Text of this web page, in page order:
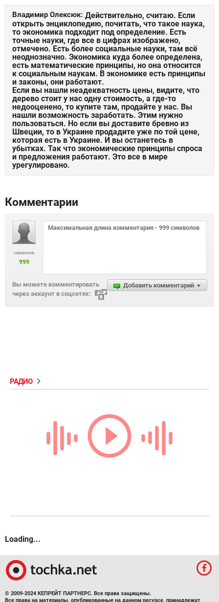
Владимир Олексюк: Действительно, считаю. Если
открыть энциклопедию, почитать, что такое наука,
то экономика подходит под определение. Есть
точные науки, где все в цифрах изображено,
отмечено. Есть более социальные науки, там всё
неоднозначно. Экономика куда более определена,
есть математические принципы, но она относится
к социальным наукам. В экономике есть принципы
и законы, они работают.
Если вы нашли неадекватность цены, видите, что
дерево стоит у нас одну стоимость, а где-то
недооценено, то купите там, продайте у нас. Вы
нашли возможность заработать. Этим нужно
пользоваться. Но если вы доставите бревно из
Швеции, то в Украине продадите уже по той цене,
которая есть в Украине. И вы останетесь в
убытках. Так что экономические принципы спроса
и предложения работают. Это все в мире
урегулировано.
Комментарии
символов
999
Добавить комментарий
Вы можете комментировать
через аккаунт в соцсетях:
РАДИО
Loading...
© 2009-2024 КЕПРЕЙТ ПАРТНЕРС. Все права защищены.
Все права на материалы, опубликованные на данном ресурсе, принадлежат